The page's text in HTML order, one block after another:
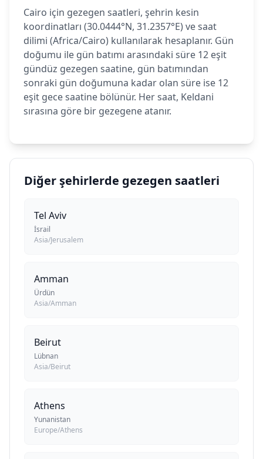
Cairo için gezegen saatleri, şehrin kesin
koordinatları (30.0444°N, 31.2357°E) ve saat
dilimi (Africa/Cairo) kullanılarak hesaplanır. Gün
doğumu ile gün batımı arasındaki süre 12 eşit
gündüz gezegen saatine, gün batımından
sonraki gün doğumuna kadar olan süre ise 12
eşit gece saatine bölünür. Her saat, Keldani
sırasına göre bir gezegene atanır.
Diğer şehirlerde gezegen saatleri
Tel Aviv
İsrail
Asia/Jerusalem
Amman
Ürdün
Asia/Amman
Beirut
Lübnan
Asia/Beirut
Athens
Yunanistan
Europe/Athens